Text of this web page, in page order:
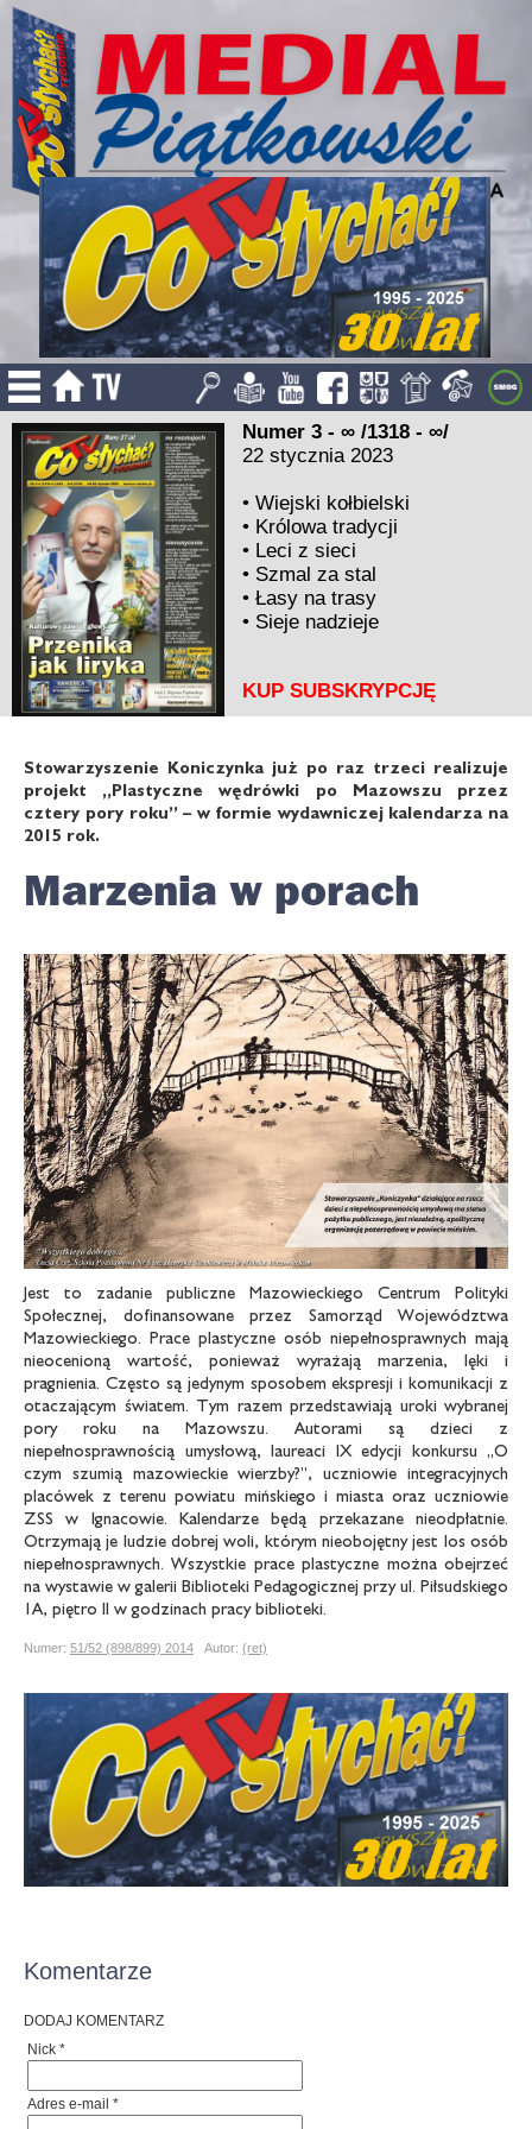
Numer 3 - ∞ /1318 - ∞/
22 stycznia 2023
•Wiejski kołbielski
• Królowa tradycji
• Leci z sieci
• Szmal za stal
•Łasy na trasy
• Sieje nadzieje
KUP SUBSKRYPCJĘ
Stowarzyszenie Koniczynka już po raz trzeci realizuje
projekt „Plastyczne wędrówki po Mazowszu przez
cztery pory roku” – w formie wydawniczej kalendarza na
2015 rok.
Marzenia w porach
Jest to zadanie publiczne Mazowieckiego Centrum Polityki
Społecznej, dofinansowane przez Samorząd Województwa
Mazowieckiego. Prace plastyczne osób niepełnosprawnych mają
nieocenioną wartość, ponieważ wyrażają marzenia, lęki i
pragnienia. Często są jedynym sposobem ekspresji i komunikacji z
otaczającym światem. Tym razem przedstawiają uroki wybranej
pory roku na Mazowszu. Autorami są dzieci z
niepełnosprawnością umysłową, laureaci IX edycji konkursu „O
czym szumią mazowieckie wierzby?”, uczniowie integracyjnych
placówek z terenu powiatu mińskiego i miasta oraz uczniowie
ZSS w Ignacowie. Kalendarze będą przekazane nieodpłatnie.
Otrzymają je ludzie dobrej woli, którym nieobojętny jest los osób
niepełnosprawnych. Wszystkie prace plastyczne można obejrzeć
na wystawie w galerii Biblioteki Pedagogicznej przy ul. Piłsudskiego
1A, piętro II w godzinach pracy biblioteki.
Numer: 51/52 (898/899) 2014 Autor: (ret)
Komentarze
DODAJ KOMENTARZ
Nick *
Adres e-mail *